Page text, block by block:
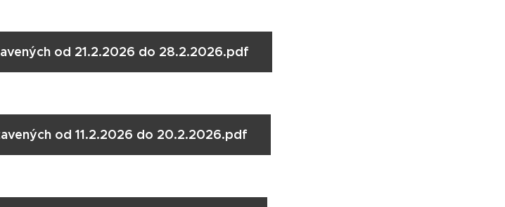
od 21.2.2026 do 28.2.2026.pdf
od 11.2.2026 do 20.2.2026.pdf